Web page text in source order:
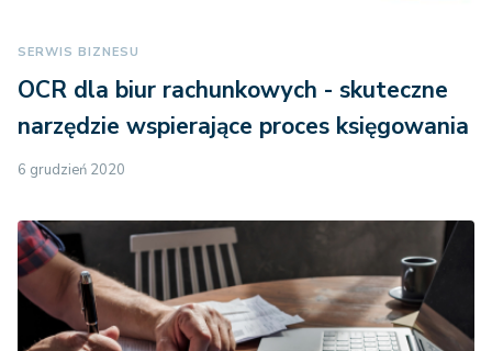
SERWIS BIZNESU
OCR dla biur rachunkowych - skuteczne
narzędzie wspierające proces księgowania
6 grudzień 2020